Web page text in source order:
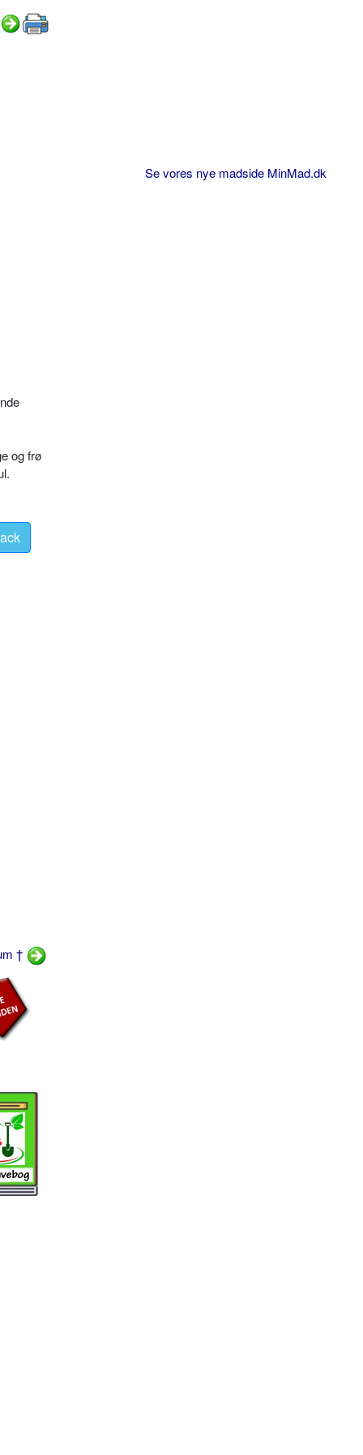
og frø
†
Se vores nye madside MinMad.dk